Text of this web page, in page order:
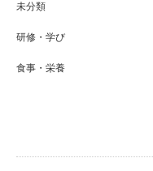
未分類
研修・学び
食事・栄養